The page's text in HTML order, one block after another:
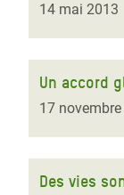
14 mai 2013
Un accord
17 novembre
Des vies